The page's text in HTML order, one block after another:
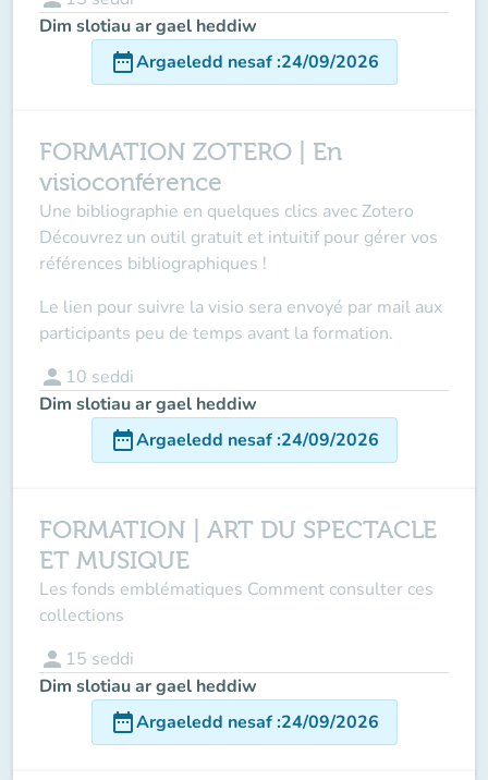
Dim slotiau ar gael heddiw
date_rangeArgaeledd nesaf:24/09/2026
FORMATION ZOTERO | En
visioconférence
Une bibliographie en quelques clics avec Zotero
Découvrez un outil gratuit et intuitif pour gérer vos
références bibliographiques !
Le lien pour suivre la visio sera envoyé par mail aux
participants peu de temps avant la formation.
person 10 seddi
Dim slotiau ar gael heddiw
date_rangeArgaeledd nesaf:24/09/2026
FORMATION | ART DU SPECTACLE
ET MUSIQUE
Les fonds emblématiques Comment consulter ces
collections
person 15 seddi
Dim slotiau ar gael heddiw
date_rangeArgaeledd nesaf:24/09/2026